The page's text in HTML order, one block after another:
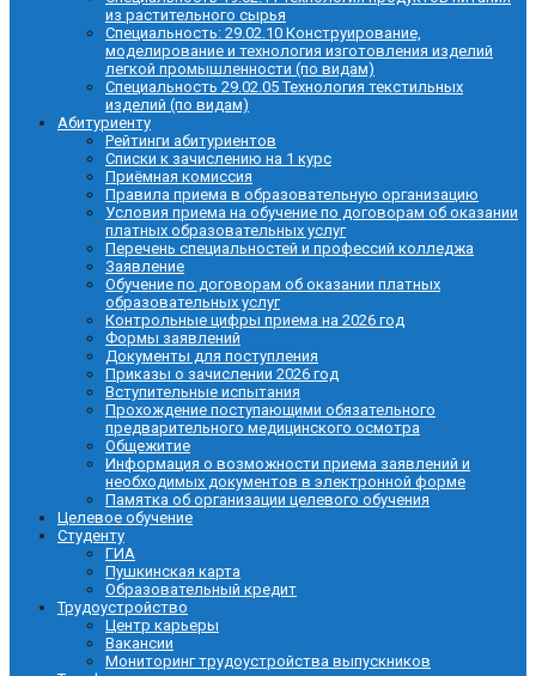
из растительного сырья
Специальность: 29.02.10 Конструирование,
моделирование и технология изготовления изделий
легкой промышленности (по видам)
Специальность 29.02.05 Технология текстильных
изделий (по видам)
Абитуриенту
Рейтинги абитуриентов
Списки к зачислению на 1 курс
Приёмная комиссия
Правила приема в образовательную организацию
Условия приема на обучение по договорам об оказании
платных образовательных услуг
Перечень специальностей и профессий колледжа
Заявление
Обучение по договорам об оказании платных
образовательных услуг
Контрольные цифры приема на 2026 год
Формы заявлений
Документы для поступления
Приказы о зачислении 2026 год
Вступительные испытания
Прохождение поступающими обязательного
предварительного медицинского осмотра
Общежитие
Информация о возможности приема заявлений и
необходимых документов в электронной форме
Памятка об организации целевого обучения
Целевое обучение
Студенту
ГИА
Пушкинская карта
Образовательный кредит
Трудоустройство
Центр карьеры
Вакансии
Мониторинг трудоустройства выпускников